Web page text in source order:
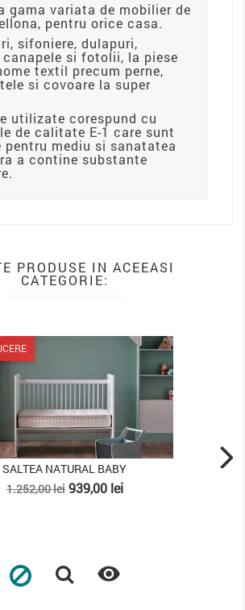
gama variata de mobilier de
pentru orice casa.
sifoniere, dulapuri,
si fotolii, la piese
textil precum perne,
si covoare la super
utilizate corespund cu
de calitate E-1 care sunt
pentru mediu si sanatatea
a contine substante
PRODUSE IN ACEEASI
CATEGORIE:
LA REDUCERE
SALTEA KOLAJEN LINEN
Pret
3.283,00 lei Pret
2.462,25 lei